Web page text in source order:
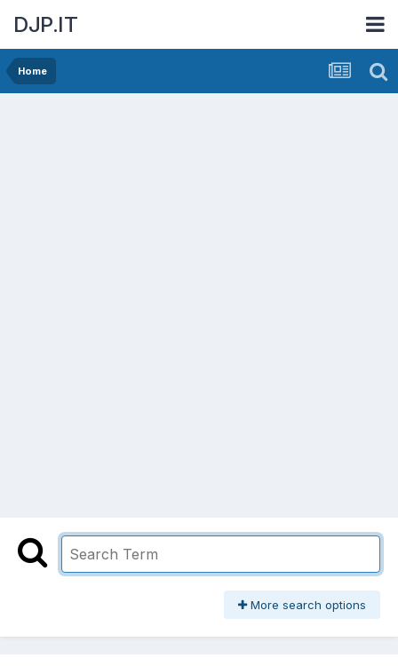
DJP.IT
Home
More search options